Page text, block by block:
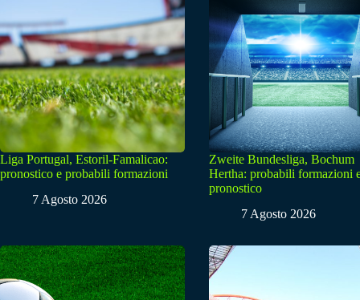
Liga Portugal, Estoril-Famalicao:
pronostico e probabili formazioni
7 Agosto 2026
Zweite Bundesliga, Bochum
Hertha: probabili formazioni
pronostico
7 Agosto 2026